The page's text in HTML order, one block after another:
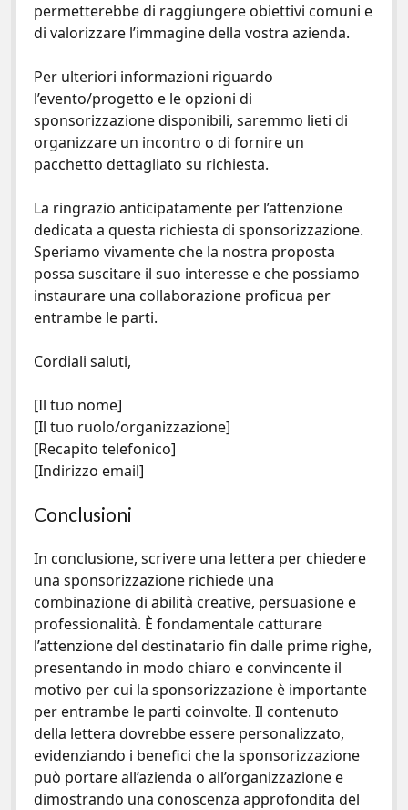
permetterebbe di raggiungere obiettivi comuni e
di valorizzare l’immagine della vostra azienda.
Per ulteriori informazioni riguardo
l’evento/progetto e le opzioni di
sponsorizzazione disponibili, saremmo lieti di
organizzare un incontro o di fornire un
pacchetto dettagliato su richiesta.
La ringrazio anticipatamente per l’attenzione
dedicata a questa richiesta di sponsorizzazione.
Speriamo vivamente che la nostra proposta
possa suscitare il suo interesse e che possiamo
instaurare una collaborazione proficua per
entrambe le parti.
Cordiali saluti,
[Il tuo nome]
[Il tuo ruolo/organizzazione]
[Recapito telefonico]
[Indirizzo email]
Conclusioni
In conclusione, scrivere una lettera per chiedere
una sponsorizzazione richiede una
combinazione di abilità creative, persuasione e
professionalità. È fondamentale catturare
l’attenzione del destinatario fin dalle prime righe,
presentando in modo chiaro e convincente il
motivo per cui la sponsorizzazione è importante
per entrambe le parti coinvolte. Il contenuto
della lettera dovrebbe essere personalizzato,
evidenziando i benefici che la sponsorizzazione
può portare all’azienda o all’organizzazione e
dimostrando una conoscenza approfondita del